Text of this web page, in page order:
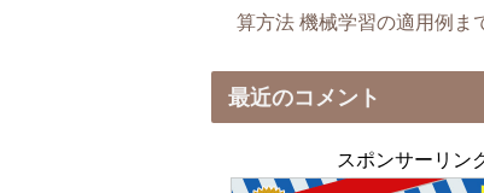
算方法 機械学習の適用例ま
最近のコメント
スポンサーリン